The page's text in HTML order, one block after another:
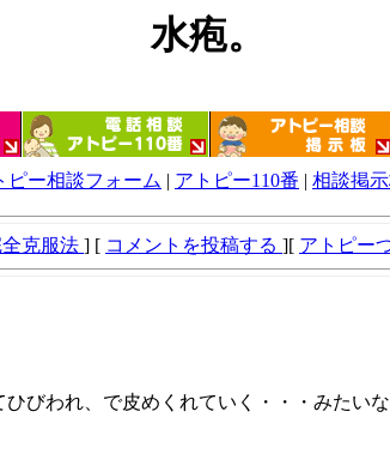
水疱。
ピー相談フォーム | アトピー110番 | 相談掲
克服法 ] [ コメントを投稿する ][ アトピー
びわれ、で皮めくれていく・・・みたい